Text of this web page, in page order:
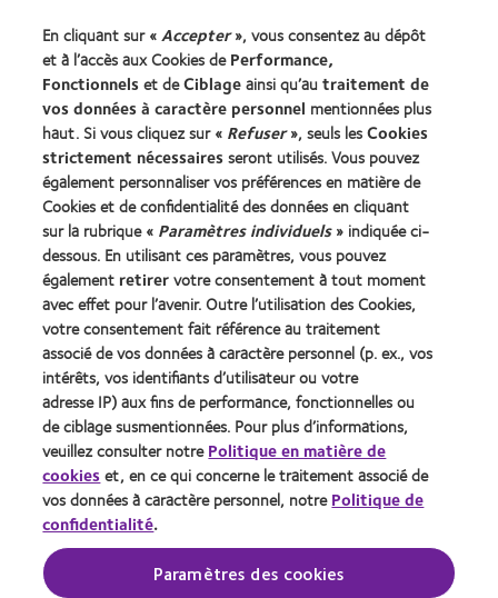
Technologie des lentilles de contact
Trouver un specialiste
Lentilles de contact et vision
Nouveau porteur
Porteur de longue date
À propos de CooperVision
Carrières
Actualites
Contact
Legal
Politique de confidentialité
Cookies
Conditions d'utilisation
En cliquant sur «Accepter», vous consentez au dépôt
et à l’accès aux Cookies dePerformance,
Fonctionnelset deCiblageainsi qu’autraitement de
vos données à caractère personnel mentionnées plus
haut. Si vous cliquez sur « Refuser», seuls lesCookies
strictement nécessairesseront utilisés. Vous pouvez
également personnaliser vos préférences en matière de
Cookies et de confidentialité des données en cliquant
sur la rubrique « Paramètres individuels» indiquée ci-
dessous. En utilisant ces paramètres, vous pouvez
également retirervotre consentement à tout moment
avec effet pour l’avenir. Outre l’utilisation des Cookies,
votre consentement fait référence au traitement
associé de vos données à caractère personnel (p. ex., vos
intérêts, vos identifiants d’utilisateur ou votre
adresse IP) aux fins de performance, fonctionnelles ou
de ciblage susmentionnées. Pour plus d’informations,
veuillez consulter notrePolitique en matière de
cookieset, en ce qui concerne le traitement associé de
vos données à caractère personnel, notrePolitique de
confidentialité.
Paramètres des cookies